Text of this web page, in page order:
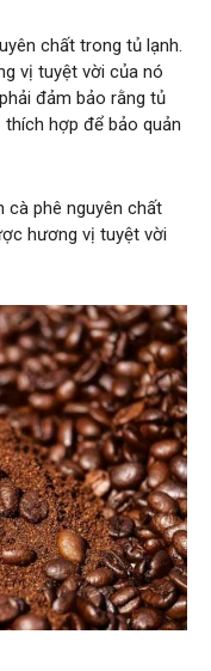
chất trong tủ lạnh.
vị tuyệt vời của nó
đảm bảo rằng tủ
hợp để bảo quản
cà phê nguyên chất
hương vị tuyệt vời